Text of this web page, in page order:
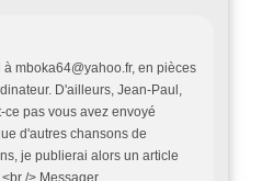
mboka64@yahoo.fr, en pièces
D'ailleurs, Jean-Paul,
pas vous avez envoyé
d'autres chansons de
je publierai alors un article